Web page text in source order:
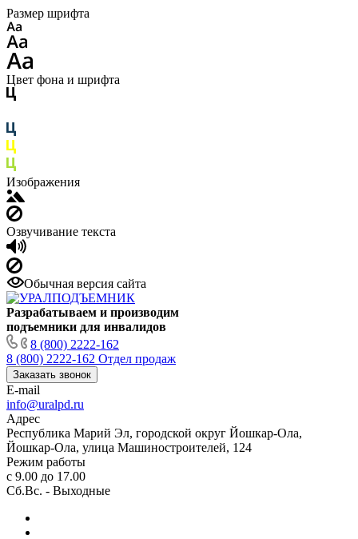
Размер шрифта
Цвет фона и шрифта
Изображения
Озвучивание текста
Обычная версия сайта
Разрабатываем и производим
подъемники для инвалидов
8 (800) 2222-162
8 (800) 2222-162 Отдел продаж
Заказать звонок
E-mail
info@uralpd.ru
Адрес
Республика Марий Эл, городской округ Йошкар-Ола,
Йошкар-Ола, улица Машиностроителей, 124
Режим работы
с 9.00 до 17.00
Сб.Вс. - Выходные